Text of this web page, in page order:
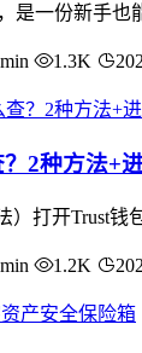
是一份新手
1.3K
2种方法+
）打开Trust
1.2K